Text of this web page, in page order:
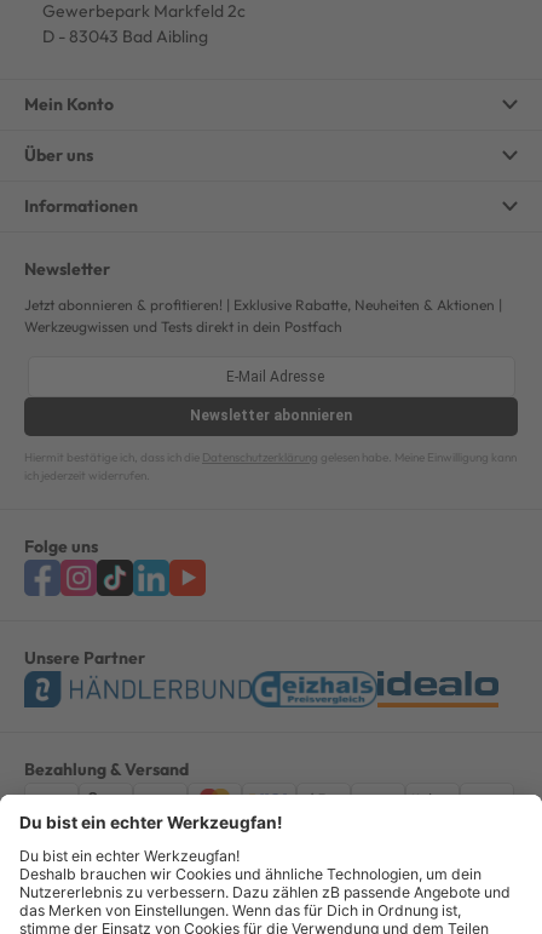
Gewerbepark Markfeld 2c
D - 83043 Bad Aibling
Mein Konto
Über uns
Informationen
Newsletter
Jetzt abonnieren & profitieren! | Exklusive Rabatte, Neuheiten & Aktionen |
Werkzeugwissen und Tests direkt in dein Postfach
Newsletter abonnieren
Hiermit bestätige ich, dass ich die Datenschutzerklärung gelesen habe. Meine Einwilligung kann
ich jederzeit widerrufen.
Folge uns
Unsere Partner
Bezahlung & Versand
ImpressumAGBDatenschutzWiderruf Vertrag widerrufen
Alle Preise verstehen sich inkl. ges. MwSt. *Kostenloser Versand innerhalb